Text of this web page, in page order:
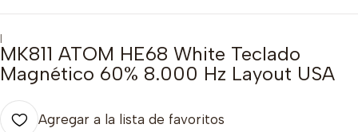
|
MK811 ATOM HE68 White Teclado
Magnético 60% 8.000 Hz Layout USA
Agregar a la lista de favoritos